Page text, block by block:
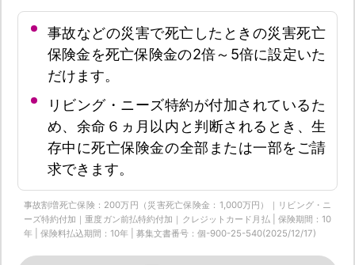
事故などの災害で死亡したときの災害死亡
保険金を死亡保険金の2倍～5倍に設定いた
だけます。
リビング・ニーズ特約が付加されているた
め、余命６ヵ月以内と判断されるとき、生
存中に死亡保険金の全部または一部をご請
求できます。
事故割増死亡保険：200万円（災害死亡保険金：1,000万円）｜リビング・ニ
ーズ特約付加｜重度ガン前払特約付加｜クレジットカード月払 | 保険期間：10
年 | 保険料払込期間：10年 | 募集文書番号：個-900-25-540(2025/12/17)